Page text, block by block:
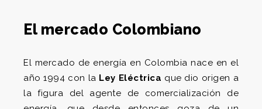
El mercado Colombiano
El mercado de energía en Colombia nace en el
año 1994 con la Ley Eléctrica que dio origen a
la figura del agente de comercialización de